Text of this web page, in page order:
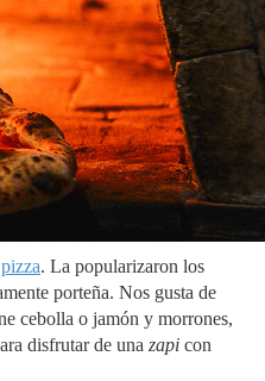
pizza. La popularizaron los
porteña. Nos gusta de
cebolla o jamón y morrones,
disfrutar de una zapi con